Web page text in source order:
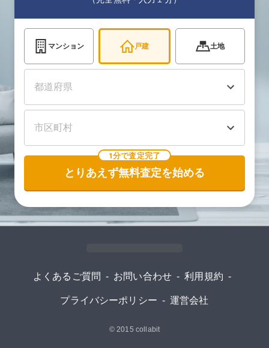
マンション 戸建 土地
1分で査定完了
とりあえず無料査定を始める
よくあるご質問 - お問い合わせ - 利用規約 -
プライバシーポリシー - 運営会社
© 2015 collabit